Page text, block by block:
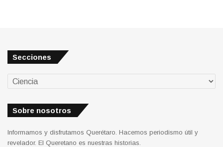
Secciones
Secciones
Sobre nosotros
Informamos y disfrutamos Querétaro. Hacemos periodismo útil y
revelador. El Queretano es nuestras historias.